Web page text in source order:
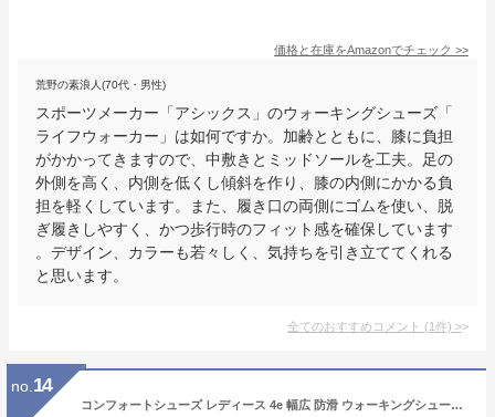
価格と在庫をAmazonでチェック >>
荒野の素浪人(70代・男性)
スポーツメーカー「アシックス」のウォーキングシューズ「
ライフウォーカー」は如何ですか。加齢とともに、膝に負担
がかかってきますので、中敷きとミッドソールを工夫。足の
外側を高く、内側を低くし傾斜を作り、膝の内側にかかる負
担を軽くしています。また、履き口の両側にゴムを使い、脱
ぎ履きしやすく、かつ歩行時のフィット感を確保しています
。デザイン、カラーも若々しく、気持ちを引き立ててくれる
と思います。
全てのおすすめコメント (1件) >
no. 14
コンフォートシューズ レディース 4e 幅広 防滑 ウォーキングシューズ 黒 トパーズ モア 靴 カジュアルシューズ 外反母趾 歩きやすい シニア ミセス ファッション 50代 60代 母の日 敬老の日 旅行 プレゼント TOPAZ 1414